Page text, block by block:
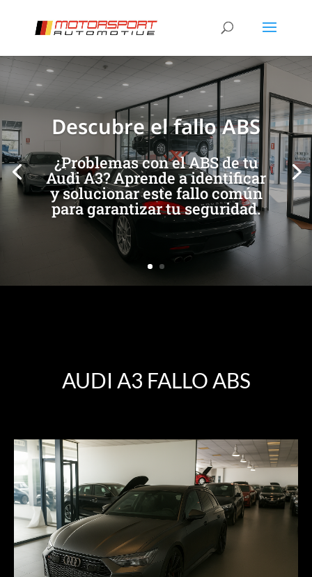
Descubre el fallo ABS
¿Problemas con el ABS de tu
Audi A3? Aprende a identificar
y solucionar este fallo común
para garantizar tu seguridad.
[/et_pb_slide] [/et_pb_slide]
AUDI A3 FALLO ABS